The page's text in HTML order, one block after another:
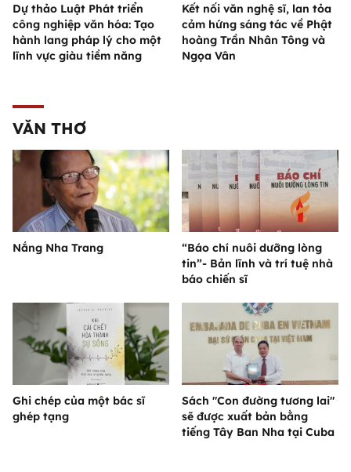
Dự thảo Luật Phát triển
công nghiệp văn hóa: Tạo
hành lang pháp lý cho một
lĩnh vực giàu tiềm năng
Kết nối văn nghệ sĩ, lan tỏa
cảm hứng sáng tác về Phật
hoàng Trần Nhân Tông và
Ngọa Vân
VĂN THƠ
Nắng Nha Trang
“Báo chí nuôi dưỡng lòng
tin”- Bản lĩnh và trí tuệ nhà
báo chiến sĩ
Ghi chép của một bác sĩ
ghép tạng
Sách "Con đường tương lai"
sẽ được xuất bản bằng
tiếng Tây Ban Nha tại Cuba